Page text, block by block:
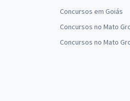
Concursos em Goiás
Concursos no Mato
Concursos no Mato